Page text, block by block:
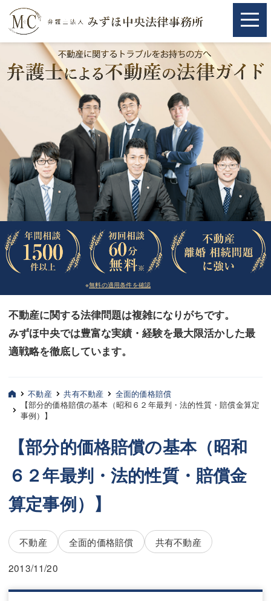
取扱分野
相続・遺言
離婚（夫婦間トラブル）
企業法務
労働問題（解雇，残業等）
刑事弁護
交通事故
法律相談など（その他）
お客様へ
みずほ中央の特長・形式編
弁護士紹介
三平 聡史
酒井 博之
坂本 陽一
三平 隆史
吉元 優仁
※無料の適用条件を確認
不動産に関する法律問題は複雑になりがちです。
みずほ中央では豊富な実績・経験を最大限活かした最
適戦略を徹底しています。
取扱分野
相続・遺言
離婚（夫婦間トラブル）
企業法務
労働問題（解雇，残業等）
刑事弁護
交通事故
法律相談など（その他）
お客様へ
みずほ中央の特長・形式編
弁護士紹介
三平 聡史
酒井 博之
坂本 陽一
三平 隆史
吉元 優仁
不動産 共有不動産
全面的価格賠償
【部分的価格賠償の基本（昭和６２年最判・法的性質・賠償金算定
事例）】
【部分的価格賠償の基本（昭和
６２年最判・法的性質・賠償金
算定事例）】
不動産 全面的価格賠償
共有不動産
2013/11/20